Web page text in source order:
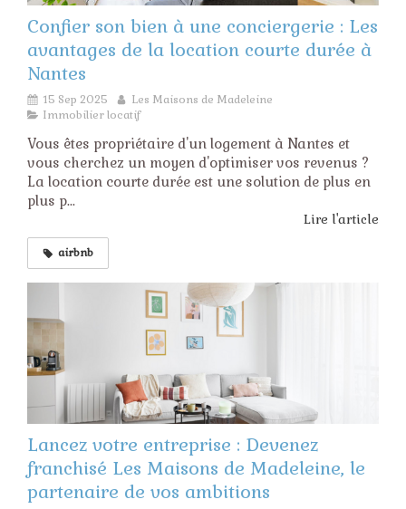
Confier son bien à une conciergerie : Les
avantages de la location courte durée à
Nantes
15 Sep 2025
Les Maisons de Madeleine
Immobilier locatif
Vous êtes propriétaire d'un logement à Nantes et
vous cherchez un moyen d'optimiser vos revenus ?
La location courte durée est une solution de plus en
plus p...
Lire l'article
airbnb
Lancez votre entreprise : Devenez
franchisé Les Maisons de Madeleine, le
partenaire de vos ambitions